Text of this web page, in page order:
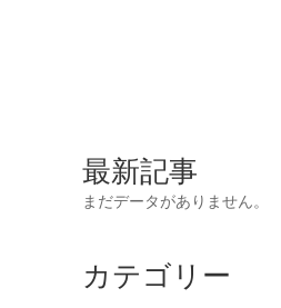
最新記事
まだデータがありません。
カテゴリー